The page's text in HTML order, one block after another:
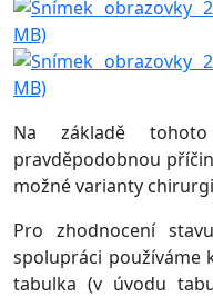
Na základě
pravděpodobnou
možné varianty
Pro zhodnocení
spolupráci používáme
tabulka (v úvodu